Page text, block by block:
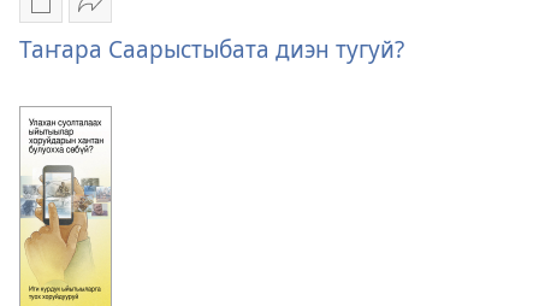
Публикациялар
электроннай
көрүҥнэрин
загрузкалара
Таҥара
Саарыстыбата
диэн
тугуй?
Үллэстии
Таҥара
Саарыстыбата
диэн
тугуй?
Таҥара Саарыстыбата диэн тугуй?